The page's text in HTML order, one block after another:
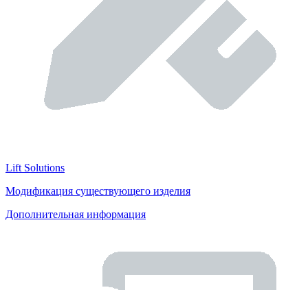
Lift Solutions
Модификация существующего изделия
Дополнительная информация